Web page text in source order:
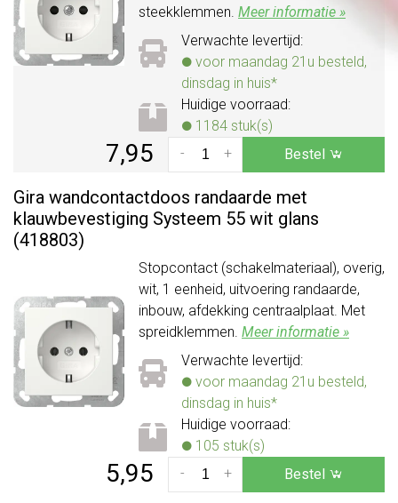
steekklemmen. Meer informatie »
Verwachte levertijd:
voor maandag 21u besteld,
dinsdag in huis*
Huidige voorraad:
1184 stuk(s)
7,95 +
- Bestel
Gira wandcontactdoos randaarde met
klauwbevestiging Systeem 55 wit glans
(418803)
Stopcontact (schakelmateriaal), overig,
wit, 1 eenheid, uitvoering randaarde,
inbouw, afdekking centraalplaat. Met
spreidklemmen. Meer informatie »
Verwachte levertijd:
voor maandag 21u besteld,
dinsdag in huis*
Huidige voorraad:
105 stuk(s)
5,95 +
- Bestel